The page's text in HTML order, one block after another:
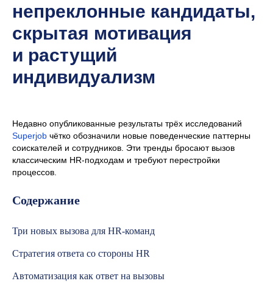
непреклонные кандидаты,
скрытая мотивация
и растущий
индивидуализм
Недавно опубликованные результаты трёх исследований
Superjob чётко обозначили новые поведенческие паттерны
соискателей и сотрудников. Эти тренды бросают вызов
классическим HR-подходам и требуют перестройки
процессов.
Содержание
Три новых вызова для HR-команд
Стратегия ответа со стороны HR
Автоматизация как ответ на вызовы